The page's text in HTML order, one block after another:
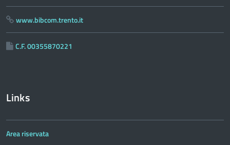
www.bibcom.trento.it
C.F. 00355870221
Links
Area riservata